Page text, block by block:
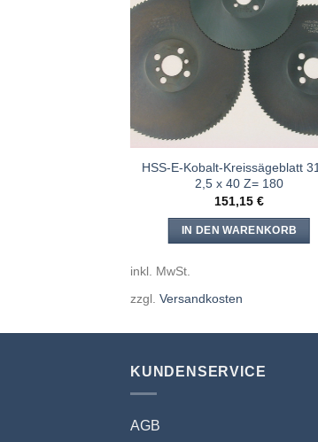
HSS-E-Kobalt-Kreissägeblatt
2,5 x 40 Z= 180
151,15€
IN DEN WARENKORB
inkl. MwSt.
zzgl. Versandkosten
KUNDENSERVICE
AGB